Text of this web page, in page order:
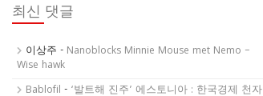
최신 댓글
이상주 - Nanoblocks Minnie Mouse met Nemo –
Wise hawk
Bablofil - ‘발트해 진주’ 에스토니아 : 한국경제 천자